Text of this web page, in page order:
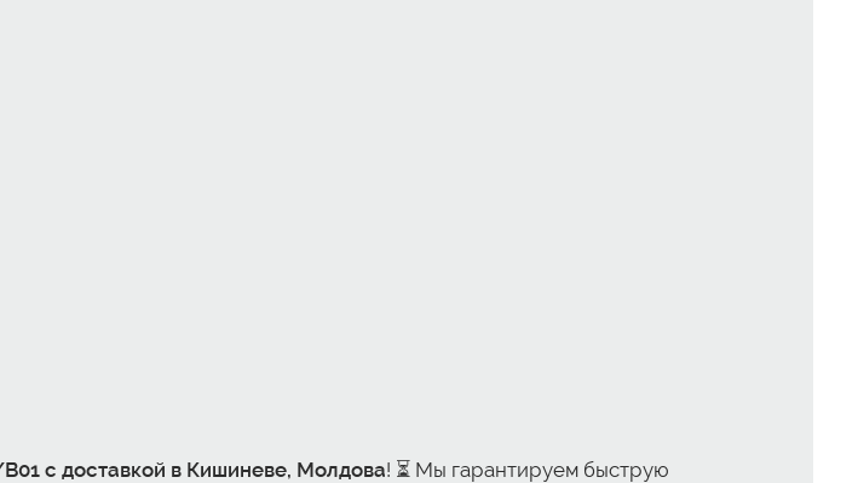
с доставкой в Кишиневе, Молдова! ⏳ Мы гарантируем быструю